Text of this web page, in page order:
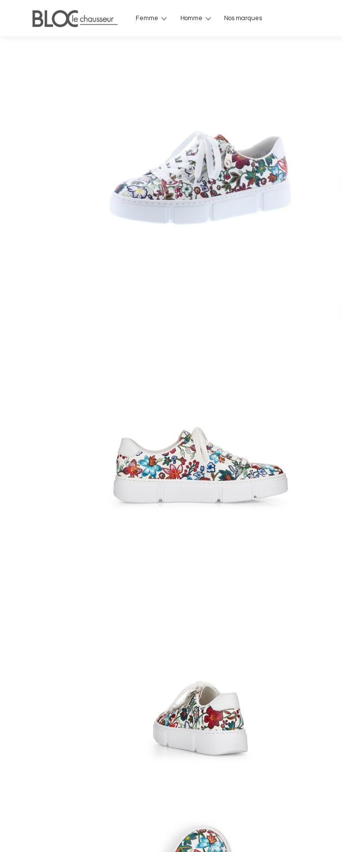
Femme Homme Nos marques